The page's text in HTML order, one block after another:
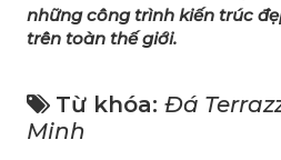
những công trình kiến trúc
trên toàn thế giới.
Từ khóa: Đá
Minh